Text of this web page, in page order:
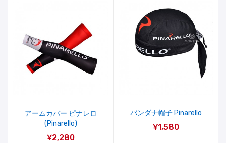
アームカバー ピナレロ
(Pinarello)
¥2,280
バンダナ帽子 Pinarello
¥1,580